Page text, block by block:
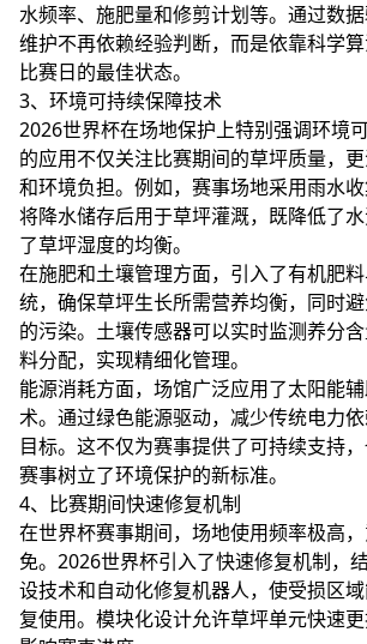
水频率、施肥量和修剪计划等。通过数
维护不再依赖经验判断，而是依靠科学
比赛日的最佳状态。
3、环境可持续保障技术
2026世界杯在场地保护上特别强调环境
的应用不仅关注比赛期间的草坪质量，
和环境负担。例如，赛事场地采用雨水收
将降水储存后用于草坪灌溉，既降低了
了草坪湿度的均衡。
在施肥和土壤管理方面，引入了有机肥
统，确保草坪生长所需营养均衡，同时
的污染。土壤传感器可以实时监测养分
料分配，实现精细化管理。
能源消耗方面，场馆广泛应用了太阳能
术。通过绿色能源驱动，减少传统电力
目标。这不仅为赛事提供了可持续支持
赛事树立了环境保护的新标准。
4、比赛期间快速修复机制
在世界杯赛事期间，场地使用频率极高
免。2026世界杯引入了快速修复机制，
设技术和自动化修复机器人，使受损区
复使用。模块化设计允许草坪单元快速